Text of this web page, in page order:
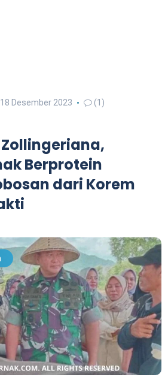
18 Desember 2023 (1)
Berprotein
dari Korem